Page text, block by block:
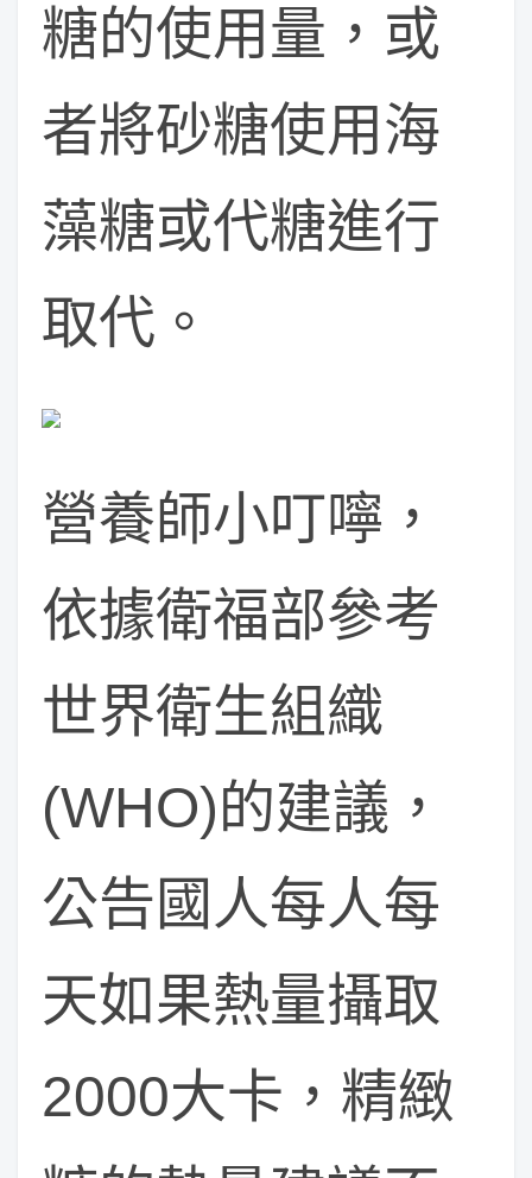
糖的使用量，或
者將砂糖使用海
藻糖或代糖進行
取代。
營養師小叮嚀，
依據衛福部參考
世界衛生組織
(WHO)的建議，
公告國人每人每
天如果熱量攝取
2000大卡，精緻